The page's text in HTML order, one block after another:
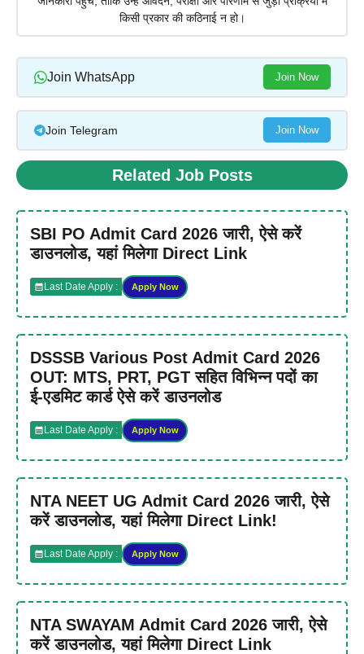
किसी प्रकार की कठिनाई न हो।
Join WhatsApp Join Now
Join Telegram Join Now
Related Job Posts
SBI PO Admit Card 2026 जारी, ऐसे करें
डाउनलोड, यहां मिलेगा Direct Link
Last Date Apply : Apply Now
DSSSB Various Post Admit Card 2026
OUT: MTS, PRT, PGT सहित विभिन्न पदों का
ई-एडमिट कार्ड ऐसे करें डाउनलोड
Last Date Apply : Apply Now
NTA NEET UG Admit Card 2026 जारी, ऐसे
करें डाउनलोड, यहां मिलेगा Direct Link!
Last Date Apply : Apply Now
NTA SWAYAM Admit Card 2026 जारी, ऐसे
करें डाउनलोड, यहां मिलेगा Direct Link